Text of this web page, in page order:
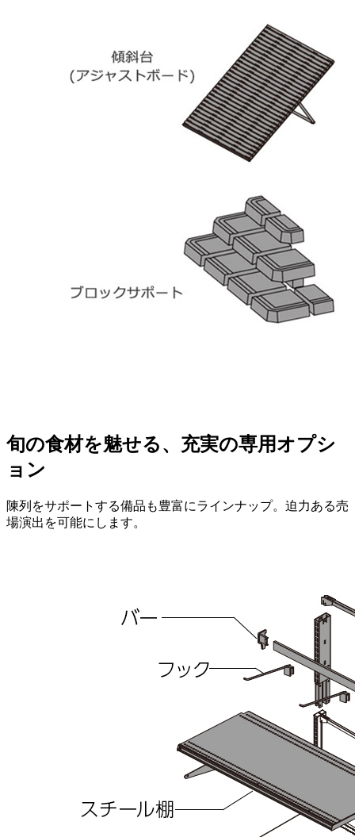
旬の食材を魅せる、充実の専用オプシ
ョン
陳列をサポートする備品も豊富にラインナップ。迫力ある売
場演出を可能にします。